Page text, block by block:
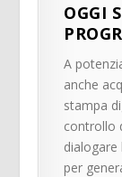
OGGI
A
anche
stampa
controllo
per